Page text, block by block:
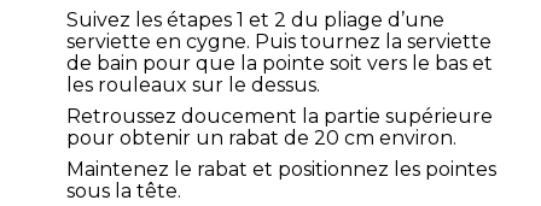
Suivez les étapes 1 et 2 du pliage d’une
serviette en cygne. Puis tournez la serviette
de bain pour que la pointe soit vers le bas et
les rouleaux sur le dessus.
Retroussez doucement la partie supérieure
pour obtenir un rabat de 20 cm environ.
Maintenez le rabat et positionnez les pointes
sous la tête.